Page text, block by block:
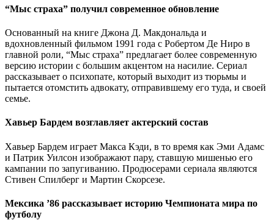
“Мыс страха” получил современное обновление
Основанный на книге Джона Д. Макдональда и
вдохновленный фильмом 1991 года с Робертом Де Ниро в
главной роли, “Мыс страха” предлагает более современную
версию истории с большим акцентом на насилие. Сериал
рассказывает о психопате, который выходит из тюрьмы и
пытается отомстить адвокату, отправившему его туда, и своей
семье.
Хавьер Бардем возглавляет актерский состав
Хавьер Бардем играет Макса Кэди, в то время как Эми Адамс
и Патрик Уилсон изображают пару, ставшую мишенью его
кампании по запугиванию. Продюсерами сериала являются
Стивен Спилберг и Мартин Скорсезе.
Мексика ’86 рассказывает историю Чемпионата мира по
футболу